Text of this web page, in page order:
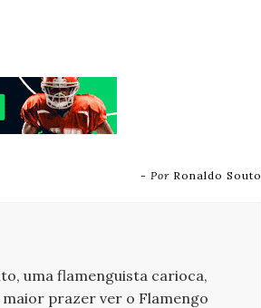
- Por Ronaldo Souto
uma flamenguista carioca,
prazer ver o Flamengo